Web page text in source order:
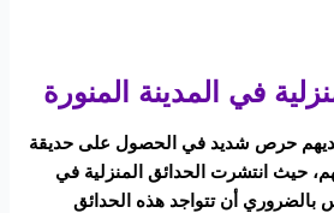
في المدينة المنورة
لديهم حرص شديد في الحصول على حديقة
حيث انتشرت الحدائق المنزلية في
بالضروري أن تتواجد هذه الحدائق